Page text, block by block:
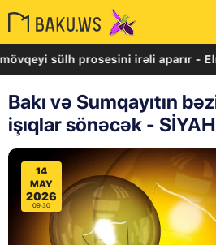
prosesini irəli aparır - Elman
Bakı və Sumqayıtın
işıqlar sönəcək -
14
MAY
2026
09:30